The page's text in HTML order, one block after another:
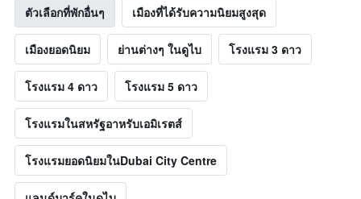
ตัวเลือกที่พักอื่นๆ เมืองที่ได้รับความนิยมสูงสุด
เมืองยอดนิยม ย่านต่างๆ ในดูไบ โรงแรม 3 ดาว
โรงแรม 4 ดาว โรงแรม 5 ดาว
โรงแรมในสหรัฐอาหรับเอมิเรตส์
โรงแรมยอดนิยมในDubai City Centre